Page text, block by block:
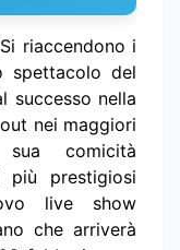
Si riaccendono i
spettacolo del
successo nella
nei maggiori
comicità
prestigiosi
live show
che arriverà